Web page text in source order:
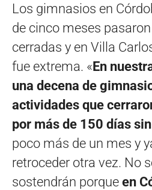
Los gimnasios en
de cinco meses
cerradas y en Villa
fue extrema. «En
una decena de
actividades que
por más de 150 días
poco más de un mes y
retroceder otra vez. No
sostendrán porque en